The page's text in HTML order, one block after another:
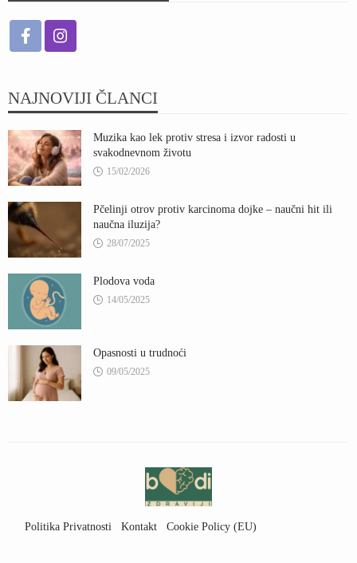
NAJNOVIJI ČLANCI
Muzika kao lek protiv stresa i izvor radosti u
svakodnevnom životu
15/02/2026
Pčelinji otrov protiv karcinoma dojke – naučni hit ili
naučna iluzija?
28/07/2025
Plodova voda
14/05/2025
Opasnosti u trudnoći
09/05/2025
Politika Privatnosti Kontakt Cookie Policy (EU)